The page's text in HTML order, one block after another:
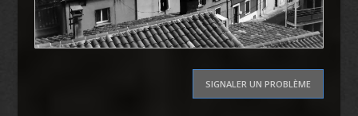
SIGNALER UN PROBLÈME